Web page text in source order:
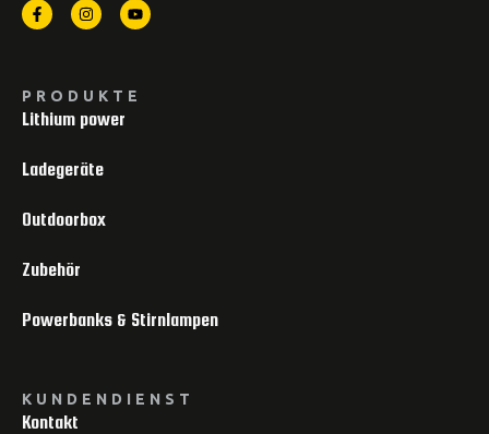
PRODUKTE
Lithium power
Ladegeräte
Outdoorbox
Zubehör
Powerbanks & Stirnlampen
KUNDENDIENST
Kontakt